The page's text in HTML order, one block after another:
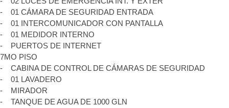
- 01 CÁMARA DE SEGURIDAD ENTRADA
- 01 INTERCOMUNICADOR CON PANTALLA
- 01 MEDIDOR INTERNO
- PUERTOS DE INTERNET
7MO PISO
- CABINA DE CONTROL DE CÁMARAS DE SEGURIDAD
- 01 LAVADERO
- MIRADOR
- TANQUE DE AGUA DE 1000 GLN